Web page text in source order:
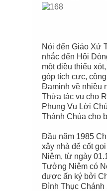
Nói đến Giáo Xứ
nhắc đến Hội
một điều thiếu
góp tích cực,
Đaminh về nhiều
Thừa tác vụ cho
Phụng Vụ Lời
Thánh Chúa cho
Đầu năm 1985
xây nhà để cốt
Niệm, từ ngày
Tưởng Niệm có
được ấn ký bởi
Đình Thục Chánh